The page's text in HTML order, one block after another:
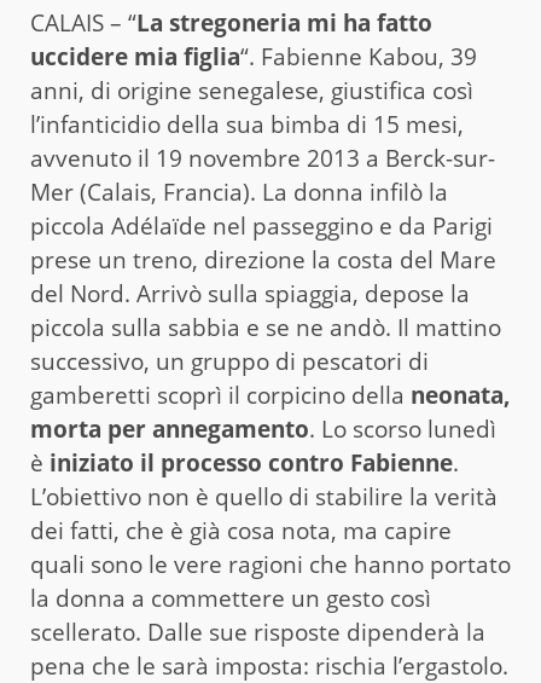
CALAIS – “La stregoneria mi ha fatto
uccidere mia figlia“. Fabienne Kabou, 39
anni, di origine senegalese, giustifica così
l’infanticidio della sua bimba di 15 mesi,
avvenuto il 19 novembre 2013 a Berck-sur-
Mer (Calais, Francia). La donna infilò la
piccola Adélaïde nel passeggino e da Parigi
prese un treno, direzione la costa del Mare
del Nord. Arrivò sulla spiaggia, depose la
piccola sulla sabbia e se ne andò. Il mattino
successivo, un gruppo di pescatori di
gamberetti scoprì il corpicino della neonata,
morta per annegamento. Lo scorso lunedì
è iniziato il processo contro Fabienne.
L’obiettivo non è quello di stabilire la verità
dei fatti, che è già cosa nota, ma capire
quali sono le vere ragioni che hanno portato
la donna a commettere un gesto così
scellerato. Dalle sue risposte dipenderà la
pena che le sarà imposta: rischia l’ergastolo.